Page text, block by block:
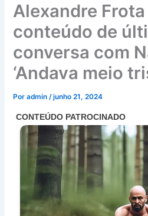
Alexandre
conteúdo de
conversa com
‘Andava meio
Poradmin/junho 21, 2024